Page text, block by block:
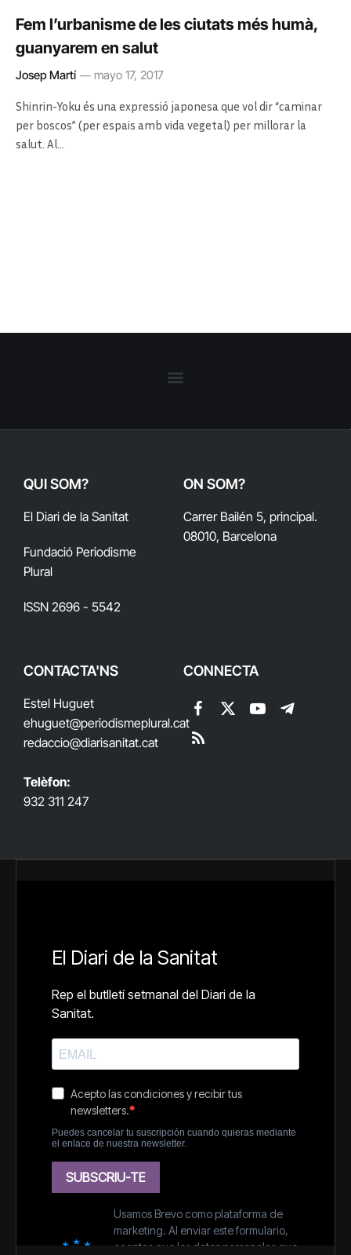
Fem l’urbanisme de les ciutats més humà,
guanyarem en salut
Josep Martí mayo 17, 2017
Shinrin-Yoku és una expressió japonesa que vol dir “caminar
per boscos” (per espais amb vida vegetal) per millorar la
salut. Al…
QUI SOM?
El Diari de la Sanitat
Fundació Periodisme
Plural
ISSN 2696 - 5542
ON SOM?
Carrer Bailén 5, principal.
08010, Barcelona
CONTACTA'NS
Estel Huguet
ehuguet@periodismeplural.cat
redaccio@diarisanitat.cat
Telèfon:
932 311 247
CONNECTA
Facebook
X
YouTubeTelegram
RSS